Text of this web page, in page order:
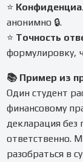
⭐
анонимно 🔒.
⭐ Точность
формулировку,
📚 Пример из
Один студент
финансовому
декларация без
ответственно.
разобраться в